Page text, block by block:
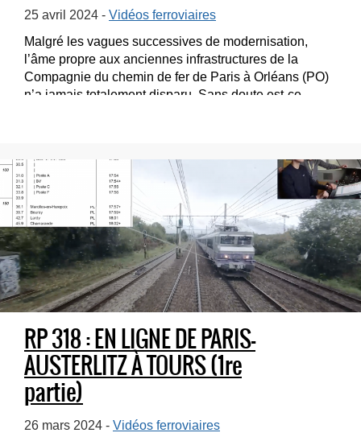
25 avril 2024 - Vidéos ferroviaires
Malgré les vagues successives de modernisation,
l’âme propre aux anciennes infrastructures de la
Compagnie du chemin de fer de Paris à Orléans (PO)
n’a jamais totalement disparu. Sans doute est-ce...
RP 318 : EN LIGNE DE PARIS-
AUSTERLITZ À TOURS (1re
partie)
26 mars 2024 - Vidéos ferroviaires